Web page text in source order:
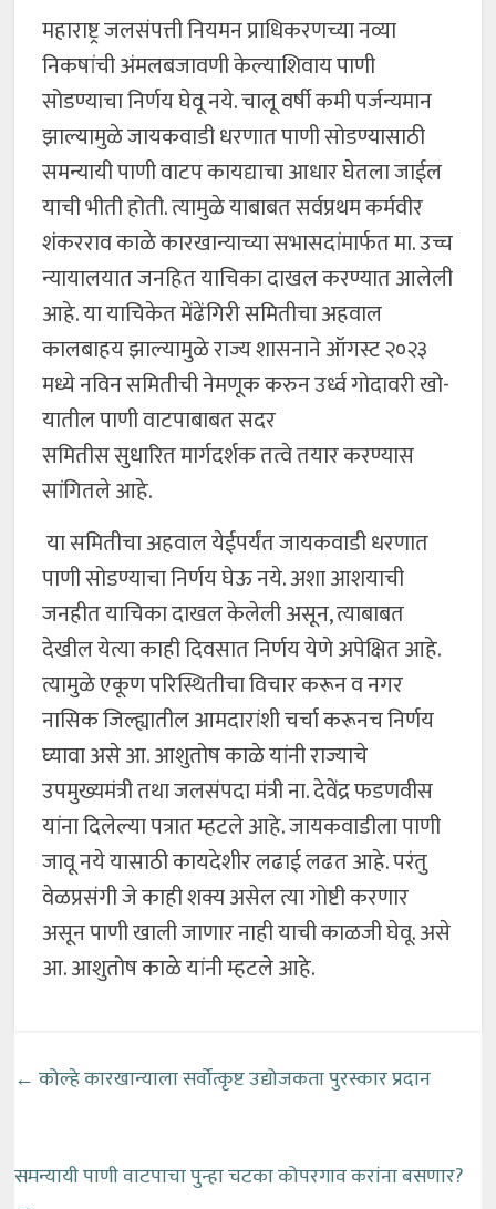
महाराष्ट्र जलसंपत्ती नियमन प्राधिकरणच्या नव्या
निकषांची अंमलबजावणी केल्याशिवाय पाणी
सोडण्याचा निर्णय घेवू नये. चालू वर्षी कमी पर्जन्यमान
झाल्यामुळे जायकवाडी धरणात पाणी सोडण्यासाठी
समन्यायी पाणी वाटप कायद्याचा आधार घेतला जाईल
याची भीती होती. त्यामुळे याबाबत सर्वप्रथम कर्मवीर
शंकरराव काळे कारखान्याच्या सभासदांमार्फत मा. उच्च
न्यायालयात जनहित याचिका दाखल करण्यात आलेली
आहे. या याचिकेत मेंढेंगिरी समितीचा अहवाल
कालबाहय झाल्यामुळे राज्य शासनाने ऑगस्ट २०२३
मध्ये नविन समितीची नेमणूक करुन उर्ध्व गोदावरी खो-
यातील पाणी वाटपाबाबत सदर
समितीस सुधारित मार्गदर्शक तत्वे तयार करण्यास
सांगितले आहे.
या समितीचा अहवाल येईपर्यंत जायकवाडी धरणात
पाणी सोडण्याचा निर्णय घेऊ नये. अशा आशयाची
जनहीत याचिका दाखल केलेली असून, त्याबाबत
देखील येत्या काही दिवसात निर्णय येणे अपेक्षित आहे.
त्यामुळे एकूण परिस्थितीचा विचार करून व नगर
नासिक जिल्ह्यातील आमदारांशी चर्चा करूनच निर्णय
घ्यावा असे आ. आशुतोष काळे यांनी राज्याचे
उपमुख्यमंत्री तथा जलसंपदा मंत्री ना. देवेंद्र फडणवीस
यांना दिलेल्या पत्रात म्हटले आहे. जायकवाडीला पाणी
जावू नये यासाठी कायदेशीर लढाई लढत आहे. परंतु
वेळप्रसंगी जे काही शक्य असेल त्या गोष्टी करणार
असून पाणी खाली जाणार नाही याची काळजी घेवू. असे
आ. आशुतोष काळे यांनी म्हटले आहे.
← कोल्हे कारखान्याला सर्वोत्कृष्ट उद्योजकता पुरस्कार प्रदान
समन्यायी पाणी वाटपाचा पुन्हा चटका कोपरगाव करांना बसणार?